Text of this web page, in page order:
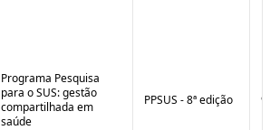
Programa Pesquisa
para o SUS: gestão
compartilhada em
saúde
PPSUS - 8ª edição